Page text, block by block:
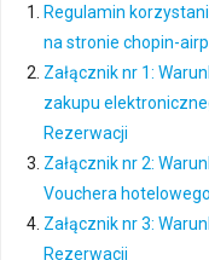
Regulamin
na stronie chopin-
Załącznik nr 1:
zakupu
Rezerwacji
Załącznik nr 2:
Vouchera
Załącznik nr 3:
Rezerwacji